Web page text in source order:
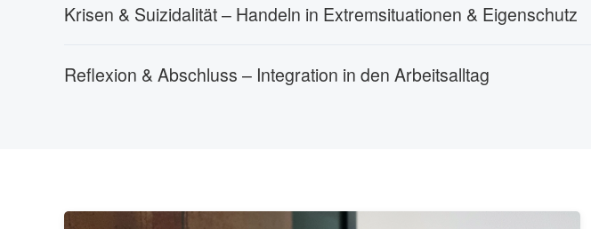
Krisen & Suizidalität – Handeln in Extremsituationen & Eigenschutz
Reflexion & Abschluss – Integration in den Arbeitsalltag